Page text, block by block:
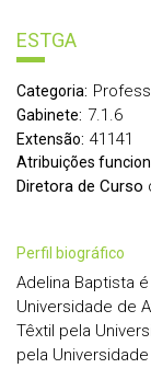
ESTGA
Categoria:
Gabinete: 7.1.6
Extensão: 41141
Atribuições
Diretora de Curso
perfil biográfico
Adelina Baptista
Universidade de
Têxtil pela
pela